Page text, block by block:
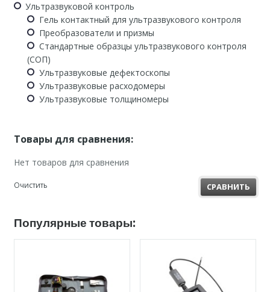
Ультразвуковой контроль
Гель контактный для ультразвукового контроля
Преобразователи и призмы
Стандартные образцы ультразвукового контроля
(СОП)
Ультразвуковые дефектоскопы
Ультразвуковые расходомеры
Ультразвуковые толщиномеры
Товары для сравнения:
Нет товаров для сравнения
Очистить СРАВНИТЬ
Популярные товары: